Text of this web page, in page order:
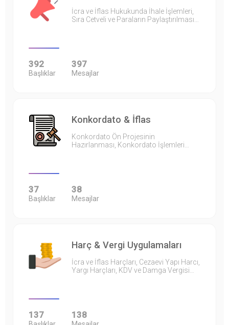
İcra ve İflas Hukukunda İhale İşlemleri,
Sıra Cetveli ve Paraların Paylaştırılması…
392
Başlıklar
397
Mesajlar
Konkordato & İflas
Konkordato Ön Projesinin
Hazırlanması, Konkordato İşlemleri…
37
Başlıklar
38
Mesajlar
Harç & Vergi Uygulamaları
İcra ve İflas Harçları, Cezaevi Yapı Harcı,
Yargı Harçları, KDV ve Damga Vergisi…
137 138